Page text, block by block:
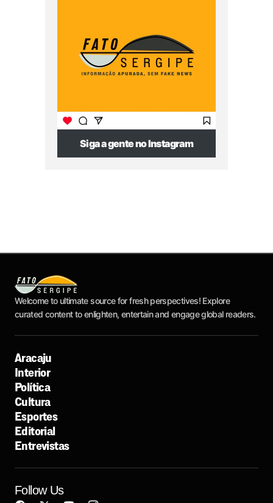
Siga a gente no Instagram
Welcome to ultimate source for fresh perspectives! Explore
curated content to enlighten, entertain and engage global readers.
Aracaju
Interior
Política
Cultura
Esportes
Editorial
Entrevistas
Follow Us